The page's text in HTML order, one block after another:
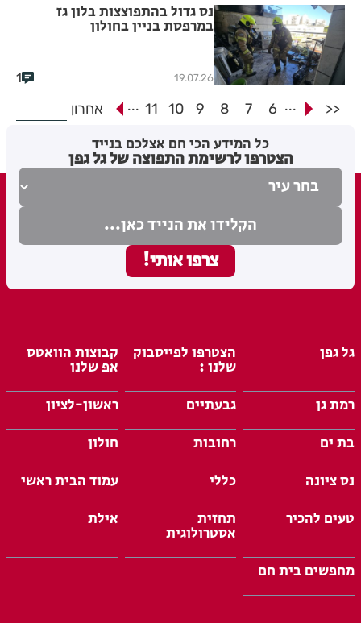
נס גדול בהתפוצצות בלון גז
במרפסת בניין בחולון
19.07.26
1
<<
...
6
7
8
9
10
11
... אחרון
כל המידע הכי חם אצלכם בנייד
הצטרפו לרשימת התפוצה של גל גפן
גל גפן הצטרפו לפייסבוק
שלנו :
קבוצות הוואטס
אפ שלנו
רמת גן
גבעתיים
ראשון-לציון
בת ים
רחובות
חולון
נס ציונה
כללי
עמוד הבית ראשי
טעים להכיר
תחזית
אסטרולוגית
אילת
מחפשים בית חם